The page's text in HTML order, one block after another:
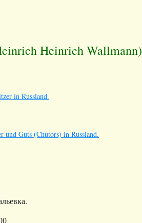
Heinrich Wallmann)
in Russland.
und Guts (Chutors) in Russland.